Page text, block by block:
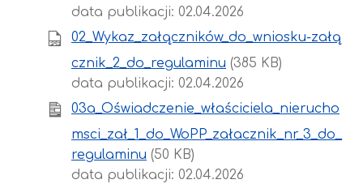
data publikacji: 02.04.2026
02_Wykaz_załączników_do_wniosku-załą
cznik_2_do_regulaminu (385 KB)
data publikacji: 02.04.2026
03a_Oświadczenie_właściciela_nierucho
msci_zał_1_do_WoPP_załacznik_nr_3_do_
regulaminu (50 KB)
data publikacji: 02.04.2026